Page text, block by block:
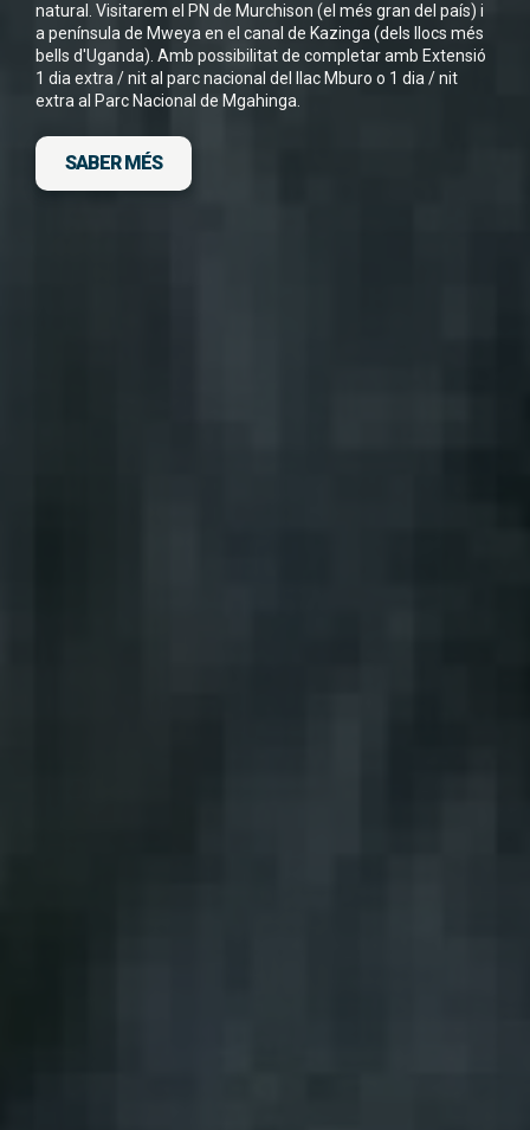
natural. Visitarem el PN de Murchison (el més gran del país) i
a península de Mweya en el canal de Kazinga (dels llocs més
bells d'Uganda). Amb possibilitat de completar amb Extensió
1 dia extra / nit al parc nacional del llac Mburo o 1 dia / nit
extra al Parc Nacional de Mgahinga.
SABER MÉS
He llegit i accepto laPolítica de Privacitat *